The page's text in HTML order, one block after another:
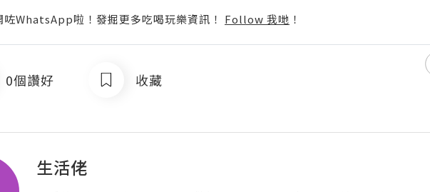
WhatsApp啦！發掘更多吃喝玩樂資訊！ Follow 我哋 ！
0個讚好 收藏
生活佬